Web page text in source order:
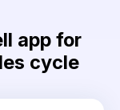
app for
cycle